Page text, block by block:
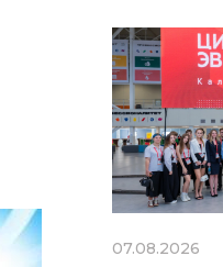
07.08.2026